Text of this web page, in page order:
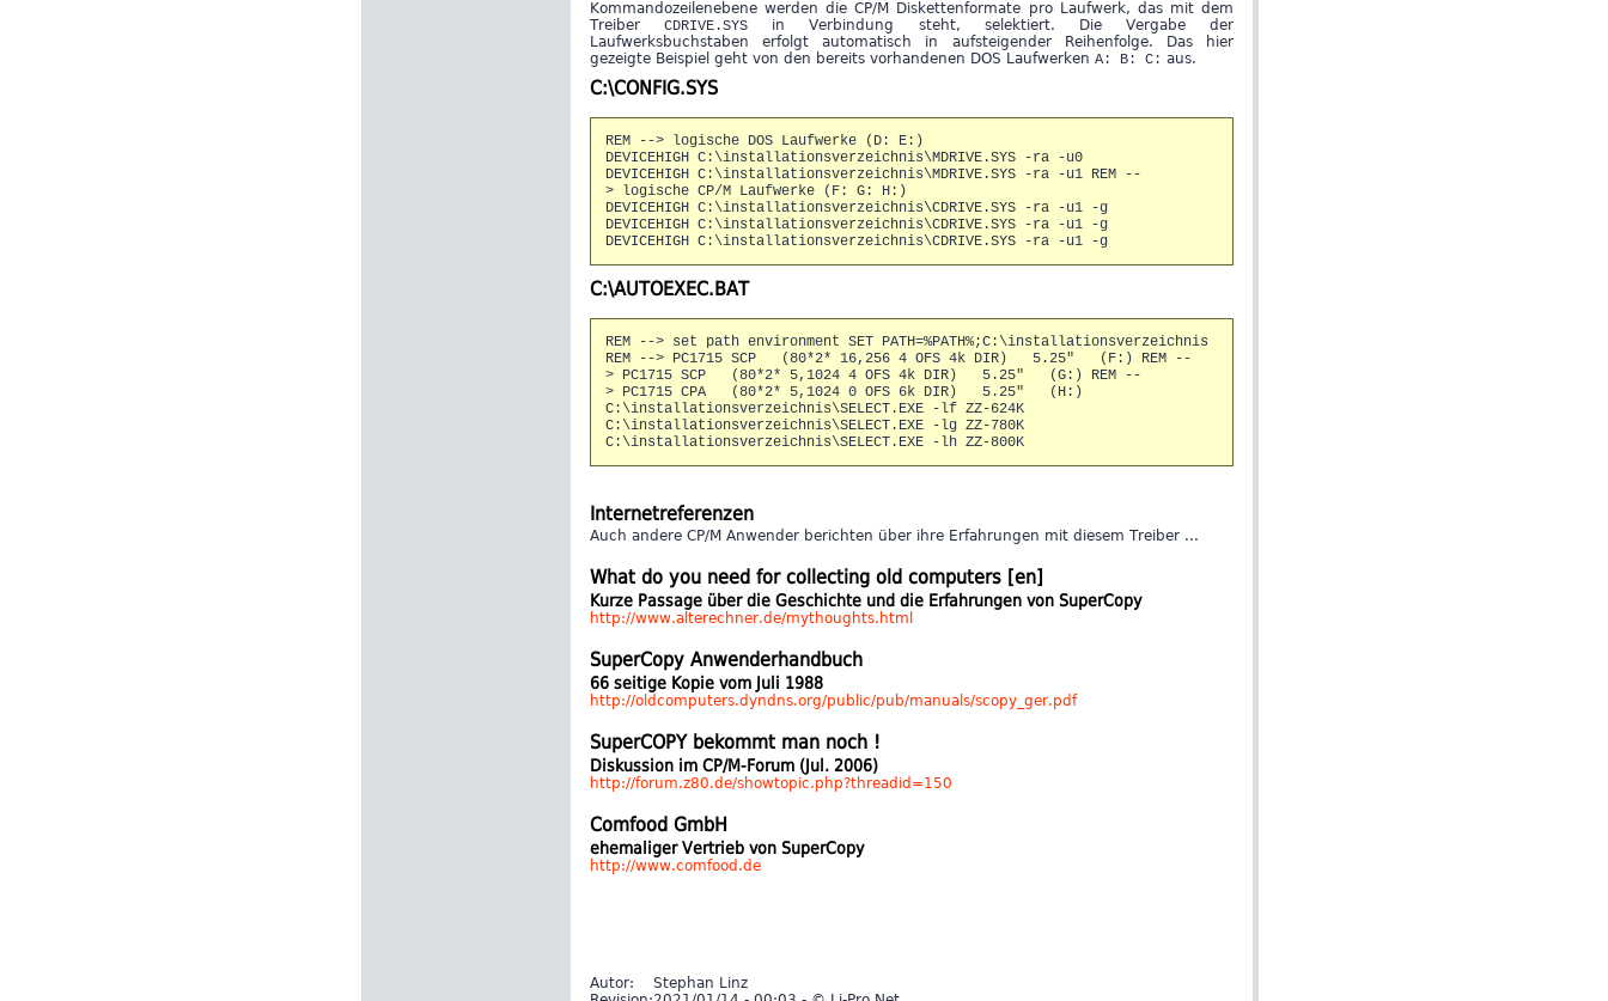
Kommandozeilenebene werden die CP/M Diskettenformate pro Laufwerk, das mit dem
TreiberCDRIVE.SYS in Verbindung steht, selektiert. Die Vergabe der
Laufwerksbuchstaben erfolgt automatisch in aufsteigender Reihenfolge. Das hier
gezeigte Beispiel geht von den bereits vorhandenen DOS Laufwerken A: B: C: aus.
C:\CONFIG.SYS
REM --> logische DOS Laufwerke (D: E:)
DEVICEHIGH C:\installationsverzeichnis\MDRIVE.SYS -ra -u0
DEVICEHIGH C:\installationsverzeichnis\MDRIVE.SYS -ra -u1 REM --
> logische CP/M Laufwerke (F: G: H:)
DEVICEHIGH C:\installationsverzeichnis\CDRIVE.SYS -ra -u1 -g
DEVICEHIGH C:\installationsverzeichnis\CDRIVE.SYS -ra -u1 -g
DEVICEHIGH C:\installationsverzeichnis\CDRIVE.SYS -ra -u1 -g
C:\AUTOEXEC.BAT
REM --> set path environment SET PATH=%PATH%;C:\installationsverzeichnis
REM --> PC1715 SCP (80*2* 16,256 4 OFS 4k DIR) 5.25" (F:) REM --
> PC1715 SCP (80*2* 5,1024 4 OFS 4k DIR) 5.25" (G:) REM --
> PC1715 CPA (80*2* 5,1024 0 OFS 6k DIR) 5.25" (H:)
C:\installationsverzeichnis\SELECT.EXE -lf ZZ-624K
C:\installationsverzeichnis\SELECT.EXE -lg ZZ-780K
C:\installationsverzeichnis\SELECT.EXE -lh ZZ-800K
Internetreferenzen
Auch andere CP/M Anwender berichten über ihre Erfahrungen mit diesem Treiber ...
What do you need for collecting old computers [en]
Kurze Passage über die Geschichte und die Erfahrungen von SuperCopy
http://www.alterechner.de/mythoughts.html
SuperCopy Anwenderhandbuch
66 seitige Kopie vom Juli 1988
http://oldcomputers.dyndns.org/public/pub/manuals/scopy_ger.pdf
SuperCOPY bekommt man noch !
Diskussion im CP/M-Forum (Jul. 2006)
http://forum.z80.de/showtopic.php?threadid=150
Comfood GmbH
ehemaliger Vertrieb von SuperCopy
http://www.comfood.de
Autor:
Stephan Linz